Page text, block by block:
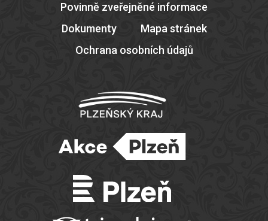
Povinně zveřejněné informace
Dokumenty
Mapa stránek
Ochrana osobních údajů